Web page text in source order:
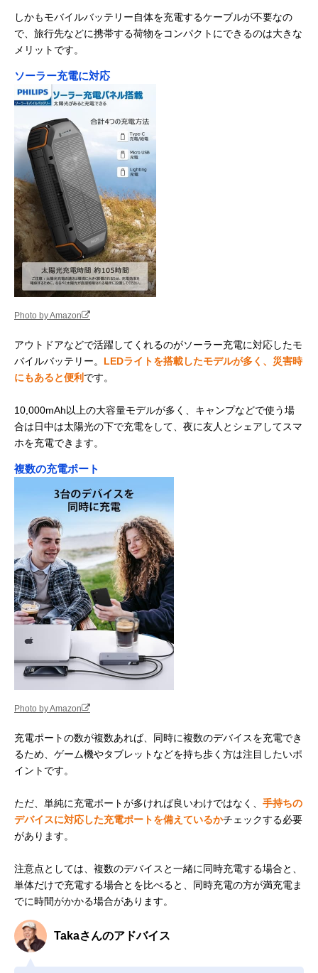
しかもモバイルバッテリー自体を充電するケーブルが不要なの
で、旅行先などに携帯する荷物をコンパクトにできるのは大きな
メリットです。
ソーラー充電に対応
Photo by Amazon
アウトドアなどで活躍してくれるのがソーラー充電に対応したモ
バイルバッテリー。 LEDライトを搭載したモデルが多く、災害時
にもあると便利 です。
10,000mAh以上の大容量モデルが多く、キャンプなどで使う場
合は日中は太陽光の下で充電をして、夜に友人とシェアしてスマ
ホを充電できます。
複数の充電ポート
Photo by Amazon
充電ポートの数が複数あれば、同時に複数のデバイスを充電でき
るため、ゲーム機やタブレットなどを持ち歩く方は注目したいポ
イントです。
ただ、単純に充電ポートが多ければ良いわけではなく、 手持ちの
デバイスに対応した充電ポートを備えているかチェックする必要
があります。
注意点としては、複数のデバイスと一緒に同時充電する場合と、
単体だけで充電する場合とを比べると、同時充電の方が満充電ま
でに時間がかかる場合があります。
Takaさんのアドバイス